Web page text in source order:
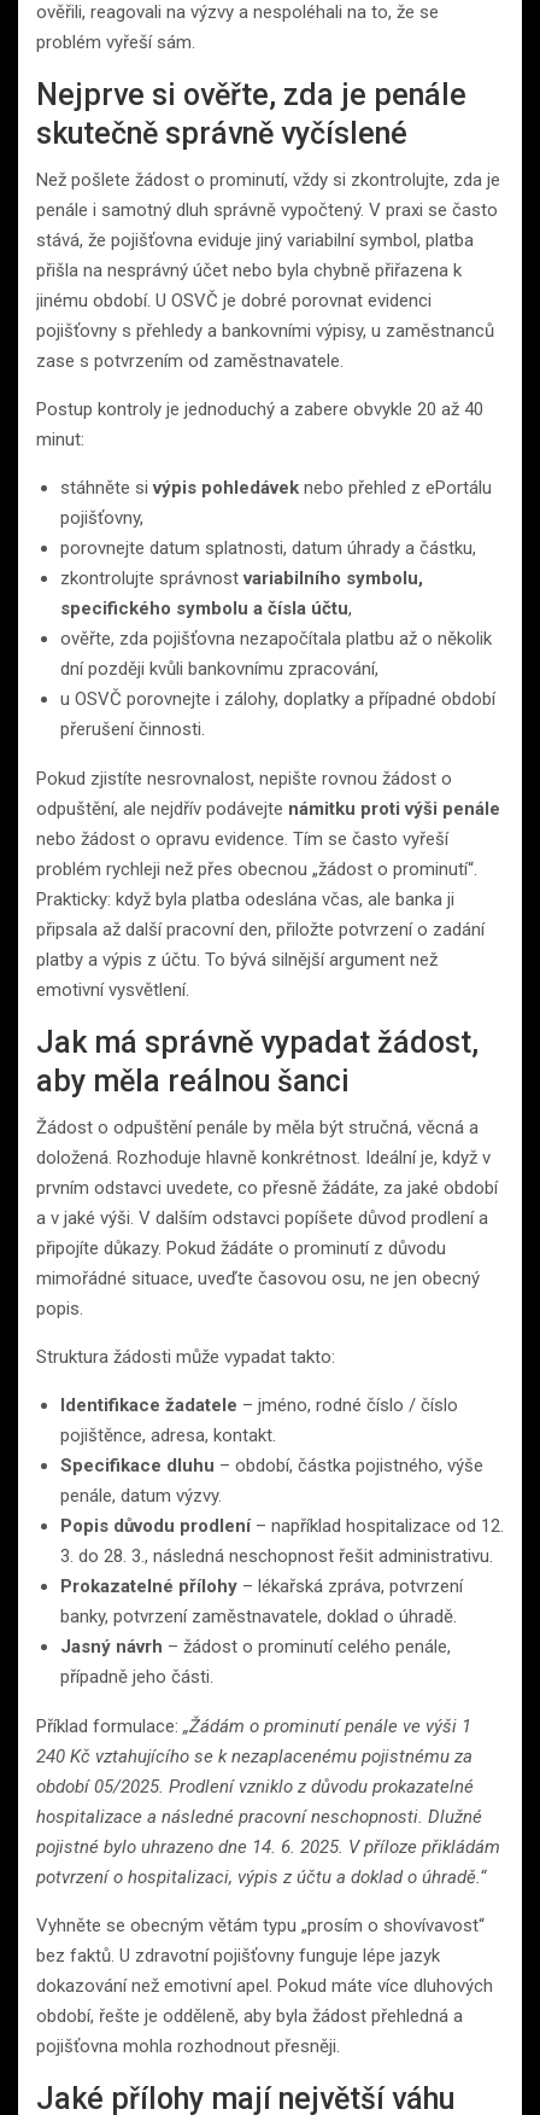
ověřili, reagovali na výzvy a nespoléhali na to, že se
problém vyřeší sám.
Nejprve si ověřte, zda je penále
skutečně správně vyčíslené
Než pošlete žádost o prominutí, vždy si zkontrolujte, zda je
penále i samotný dluh správně vypočtený. V praxi se často
stává, že pojišťovna eviduje jiný variabilní symbol, platba
přišla na nesprávný účet nebo byla chybně přiřazena k
jinému období. U OSVČ je dobré porovnat evidenci
pojišťovny s přehledy a bankovními výpisy, u zaměstnanců
zase s potvrzením od zaměstnavatele.
Postup kontroly je jednoduchý a zabere obvykle 20 až 40
minut:
stáhněte sivýpis pohledávek nebo přehled z ePortálu
pojišťovny,
porovnejte datum splatnosti, datum úhrady a částku,
zkontrolujte správnostvariabilního symbolu,
specifického symbolu a čísla účtu,
ověřte, zda pojišťovna nezapočítala platbu až o několik
dní později kvůli bankovnímu zpracování,
u OSVČ porovnejte i zálohy, doplatky a případné období
přerušení činnosti.
Pokud zjistíte nesrovnalost, nepište rovnou žádost o
odpuštění, ale nejdřív podávejte námitku proti výši penále
nebo žádost o opravu evidence. Tím se často vyřeší
problém rychleji než přes obecnou „žádost o prominutí“.
Prakticky: když byla platba odeslána včas, ale banka ji
připsala až další pracovní den, přiložte potvrzení o zadání
platby a výpis z účtu. To bývá silnější argument než
emotivní vysvětlení.
Jak má správně vypadat žádost,
aby měla reálnou šanci
Žádost o odpuštění penále by měla být stručná, věcná a
doložená. Rozhoduje hlavně konkrétnost. Ideální je, když v
prvním odstavci uvedete, co přesně žádáte, za jaké období
a v jaké výši. V dalším odstavci popíšete důvod prodlení a
připojíte důkazy. Pokud žádáte o prominutí z důvodu
mimořádné situace, uveďte časovou osu, ne jen obecný
popis.
Struktura žádosti může vypadat takto:
Identifikace žadatele – jméno, rodné číslo / číslo
pojištěnce, adresa, kontakt.
Specifikace dluhu – období, částka pojistného, výše
penále, datum výzvy.
Popis důvodu prodlení– například hospitalizace od 12.
3. do 28. 3., následná neschopnost řešit administrativu.
Prokazatelné přílohy – lékařská zpráva, potvrzení
banky, potvrzení zaměstnavatele, doklad o úhradě.
Jasný návrh – žádost o prominutí celého penále,
případně jeho části.
Příklad formulace: „Žádám o prominutí penále ve výši 1
240 Kč vztahujícího se k nezaplacenému pojistnému za
období 05/2025. Prodlení vzniklo z důvodu prokazatelné
hospitalizace a následné pracovní neschopnosti. Dlužné
pojistné bylo uhrazeno dne 14. 6. 2025. V příloze přikládám
potvrzení o hospitalizaci, výpis z účtu a doklad o úhradě.“
Vyhněte se obecným větám typu „prosím o shovívavost“
bez faktů. U zdravotní pojišťovny funguje lépe jazyk
dokazování než emotivní apel. Pokud máte více dluhových
období, řešte je odděleně, aby byla žádost přehledná a
pojišťovna mohla rozhodnout přesněji.
Jaké přílohy mají největší váhu